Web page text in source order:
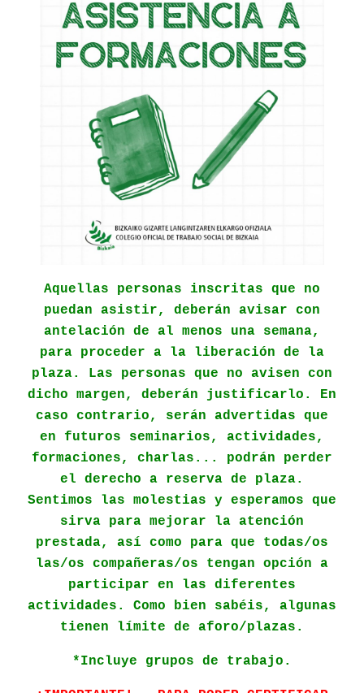
Aquellas personas inscritas que no
puedan asistir, deberán avisar con
antelación de al menos una semana,
para proceder a la liberación de la
plaza. Las personas que no avisen con
dicho margen, deberán justificarlo. En
caso contrario, serán advertidas que
en futuros seminarios, actividades,
formaciones, charlas... podrán perder
el derecho a reserva de plaza.
Sentimos las molestias y esperamos que
sirva para mejorar la atención
prestada, así como para que todas/os
las/os compañeras/os tengan opción a
participar en las diferentes
actividades. Como bien sabéis, algunas
tienen límite de aforo/plazas.
*Incluye grupos de trabajo.